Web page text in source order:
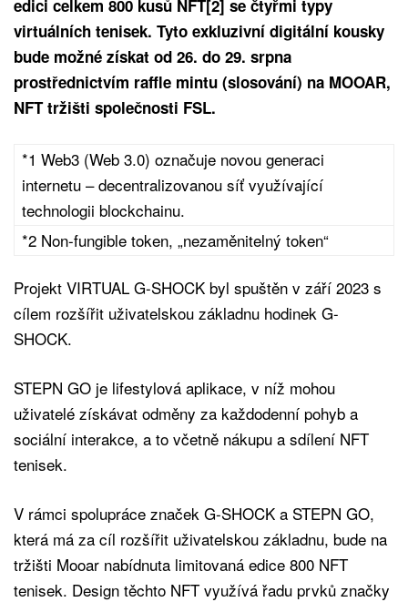
edici celkem 800 kusů NFT[2] se čtyřmi typy
virtuálních tenisek. Tyto exkluzivní digitální kousky
bude možné získat od 26. do 29. srpna
prostřednictvím raffle mintu (slosování) na MOOAR,
NFT tržišti společnosti FSL.
*1 Web3 (Web 3.0) označuje novou generaci
internetu – decentralizovanou síť využívající
technologii blockchainu.
*2 Non-fungible token, „nezaměnitelný token“
Projekt VIRTUAL G-SHOCK byl spuštěn v září 2023 s
cílem rozšířit uživatelskou základnu hodinek G-
SHOCK.
STEPN GO je lifestylová aplikace, v níž mohou
uživatelé získávat odměny za každodenní pohyb a
sociální interakce, a to včetně nákupu a sdílení NFT
tenisek.
V rámci spolupráce značek G-SHOCK a STEPN GO,
která má za cíl rozšířit uživatelskou základnu, bude na
tržišti Mooar nabídnuta limitovaná edice 800 NFT
tenisek. Design těchto NFT využívá řadu prvků značky